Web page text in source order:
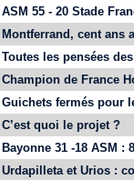
ASM 55 - 20 Stade
Montferrand, cent ans
Toutes les pensées
Champion de France
Guichets fermés pour
C’est quoi le projet ?
Bayonne 31 -18 ASM :
Urdapilleta et Urios :